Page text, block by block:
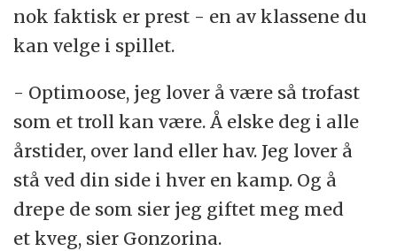
nok faktisk er prest - en av klassene du
kan velge i spillet.
- Optimoose, jeg lover å være så trofast
som et troll kan være. Å elske deg i alle
årstider, over land eller hav. Jeg lover å
stå ved din side i hver en kamp. Og å
drepe de som sier jeg giftet meg med
et kveg, sier Gonzorina.